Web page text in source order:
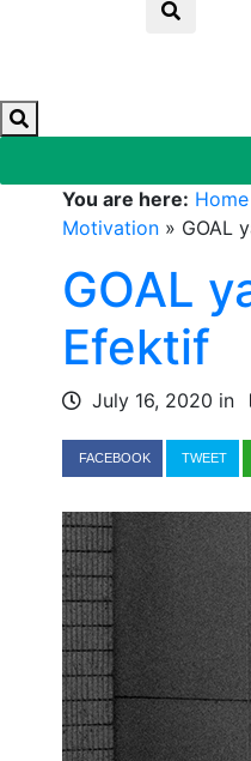
You are here: Home
Motivation » GOAL
GOAL
Efektif
July 16, 2020 in
FACEBOOK TWEET